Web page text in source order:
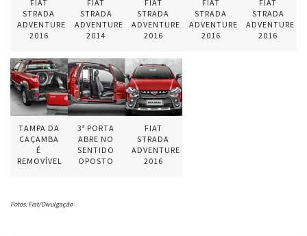
FIAT
STRADA
ADVENTURE
2016
FIAT
STRADA
ADVENTURE
2014
FIAT
STRADA
ADVENTURE
2016
FIAT
STRADA
ADVENTURE
2016
FIAT
STRADA
ADVENTURE
2016
TAMPA DA
CAÇAMBA
É
REMOVÍVEL
3ª PORTA
ABRE NO
SENTIDO
OPOSTO
FIAT
STRADA
ADVENTURE
2016
Fotos: Fiat/Divulgação